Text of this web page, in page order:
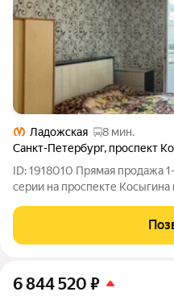
Ладожская
8 мин.
Санкт-Петербург, проспект
ID: 1918010 Прямая продажа
серии на проспекте Косыгина
парадную со стороны
просторной комнаты 19 м,
6 844 520 ₽